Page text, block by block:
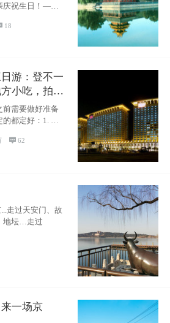
庆祝生日！——
18
游：登不一
小吃，拍盘
前需要做好准备
都定好：1. 酒
62
走过天安门、故
地坛…走过
一场京